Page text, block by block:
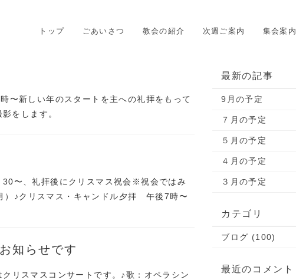
トップ ごあいさつ 教会の紹介 次週ご案内 集会案内
新しい年のスタートを主への礼拝をもって
をします。
〜、礼拝後にクリスマス祝会※祝会ではみ
）♪クリスマス・キャンドル夕拝 午後7時〜
知らせです
リスマスコンサートです。♪歌：オペラシン
最新の記事
9月の予定
７月の予定
５月の予定
４月の予定
３月の予定
カテゴリ
ブログ (100)
最近のコメント